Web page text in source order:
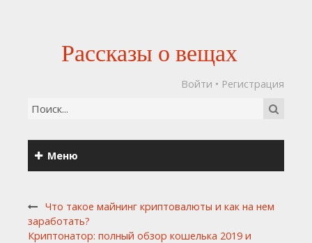
Рассказы о вещах
Войти • Регистрация
Меню
Что такое майнинг криптовалюты и как на нем
заработать?
Криптонатор: полный обзор кошелька 2019 и